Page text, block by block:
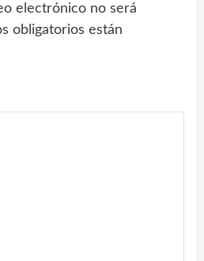
electrónico no será
obligatorios están